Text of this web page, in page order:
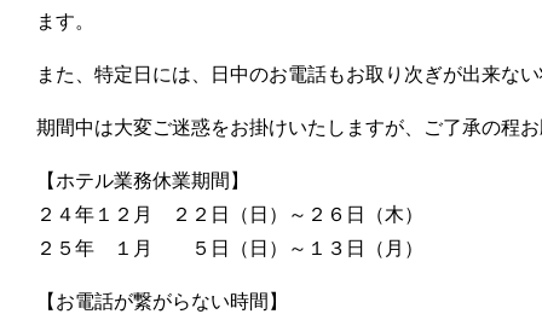
ます。
また、特定日には、日中のお電話もお取り次ぎが出来な
期間中は大変ご迷惑をお掛けいたしますが、ご了承の程
【ホテル業務休業期間】
２４年１２月 ２２日（日）～２６日（木）
２５年 １月 ５日（日）～１３日（月）
【お電話が繋がらない時間】